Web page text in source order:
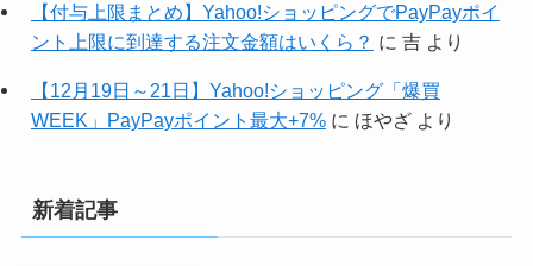
【付与上限まとめ】Yahoo!ショッピングでPayPayポイ
ント上限に到達する注文金額はいくら？ に 吉より
【12月19日～21日】Yahoo!ショッピング「爆買
WEEK」PayPayポイント最大+7%に ほやざより
新着記事